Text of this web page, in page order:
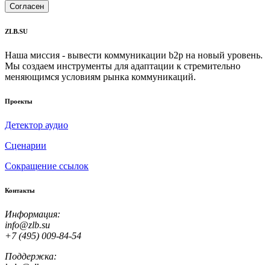
Согласен
ZLB.SU
Наша миссия - вывести коммуникации b2p на новый уровень.
Мы создаем инструменты для адаптации к стремительно
меняющимся условиям рынка коммуникаций.
Проекты
Детектор аудио
Сценарии
Сокращение ссылок
Контакты
Информация:
info@zlb.su
+7 (495) 009-84-54
Поддержка: